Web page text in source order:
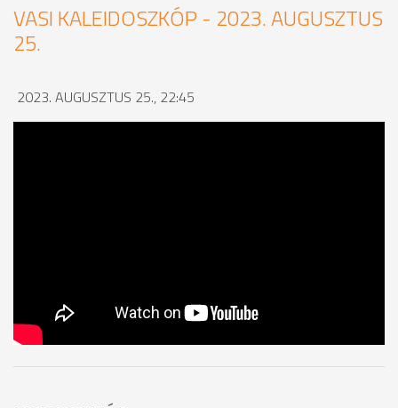
VASI KALEIDOSZKÓP - 2023. AUGUSZTUS
25.
2023. AUGUSZTUS 25., 22:45